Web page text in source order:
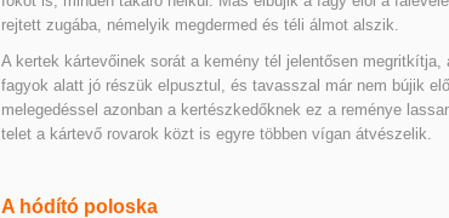
rejtett zugába, némelyik megdermed és téli álmot alszik.
A kertek kártevőinek sorát a kemény tél jelentősen megritkítja,
fagyok alatt jó részük elpusztul, és tavasszal már nem bújik
melegedéssel azonban a kertészkedőknek ez a reménye
telet a kártevő rovarok közt is egyre többen vígan átvészelik.
A hódító poloska